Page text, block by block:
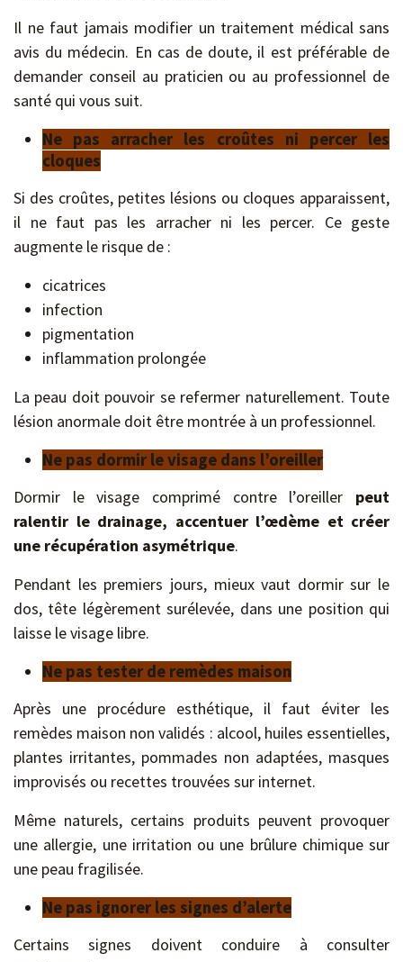
Il ne faut jamais modifier un traitement médical sans
avis du médecin. En cas de doute, il est préférable de
demander conseil au praticien ou au professionnel de
santé qui vous suit.
Ne pas arracher les croûtes ni percer les
cloques
Si des croûtes, petites lésions ou cloques apparaissent,
il ne faut pas les arracher ni les percer. Ce geste
augmente le risque de :
cicatrices
infection
pigmentation
inflammation prolongée
La peau doit pouvoir se refermer naturellement. Toute
lésion anormale doit être montrée à un professionnel.
Ne pas dormir le visage dans l’oreiller
Dormir le visage comprimé contre l’oreiller peut
ralentir le drainage, accentuer l’œdème et créer
une récupération asymétrique.
Pendant les premiers jours, mieux vaut dormir sur le
dos, tête légèrement surélevée, dans une position qui
laisse le visage libre.
Ne pas tester de remèdes maison
Après une procédure esthétique, il faut éviter les
remèdes maison non validés : alcool, huiles essentielles,
plantes irritantes, pommades non adaptées, masques
improvisés ou recettes trouvées sur internet.
Même naturels, certains produits peuvent provoquer
une allergie, une irritation ou une brûlure chimique sur
une peau fragilisée.
Ne pas ignorer les signes d’alerte
Certains signes doivent conduire à consulter